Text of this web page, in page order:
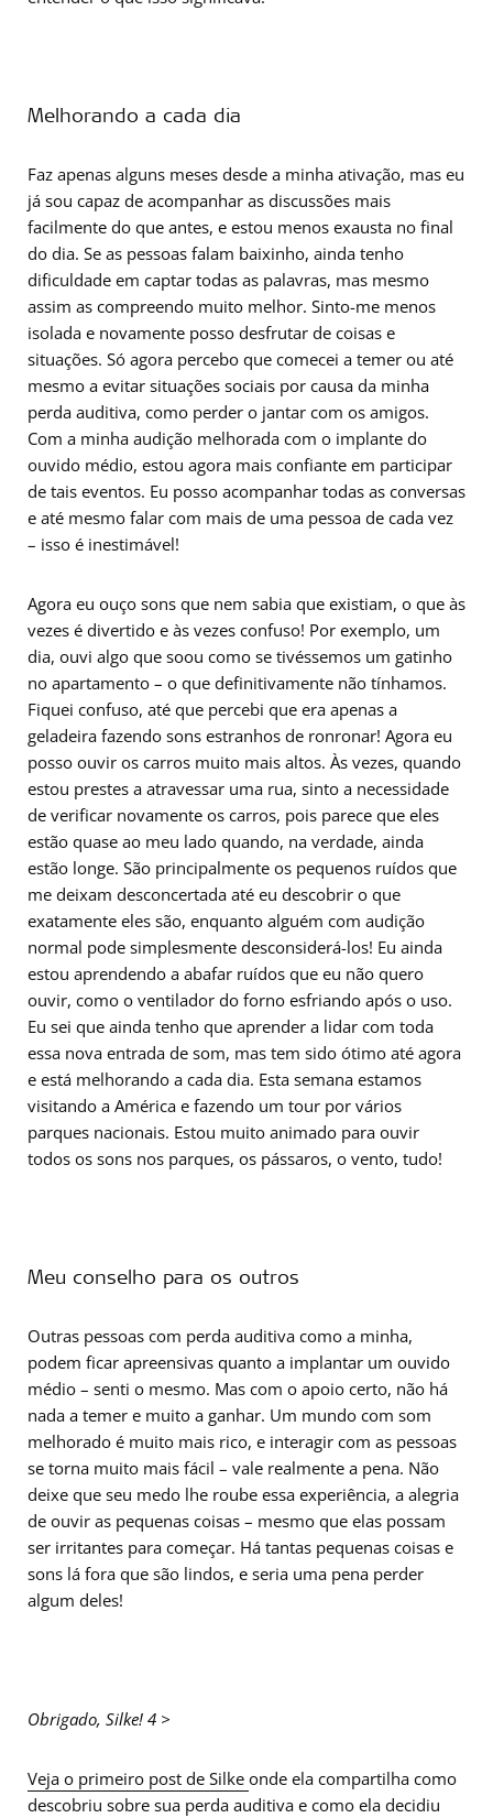
Melhorando a cada dia
Faz apenas alguns meses desde a minha ativação, mas eu
já sou capaz de acompanhar as discussões mais
facilmente do que antes, e estou menos exausta no final
do dia. Se as pessoas falam baixinho, ainda tenho
dificuldade em captar todas as palavras, mas mesmo
assim as compreendo muito melhor. Sinto-me menos
isolada e novamente posso desfrutar de coisas e
situações. Só agora percebo que comecei a temer ou até
mesmo a evitar situações sociais por causa da minha
perda auditiva, como perder o jantar com os amigos.
Com a minha audição melhorada com o implante do
ouvido médio, estou agora mais confiante em participar
de tais eventos. Eu posso acompanhar todas as conversas
e até mesmo falar com mais de uma pessoa de cada vez
– isso é inestimável!
Agora eu ouço sons que nem sabia que existiam, o que às
vezes é divertido e às vezes confuso! Por exemplo, um
dia, ouvi algo que soou como se tivéssemos um gatinho
no apartamento – o que definitivamente não tínhamos.
Fiquei confuso, até que percebi que era apenas a
geladeira fazendo sons estranhos de ronronar! Agora eu
posso ouvir os carros muito mais altos. Às vezes, quando
estou prestes a atravessar uma rua, sinto a necessidade
de verificar novamente os carros, pois parece que eles
estão quase ao meu lado quando, na verdade, ainda
estão longe. São principalmente os pequenos ruídos que
me deixam desconcertada até eu descobrir o que
exatamente eles são, enquanto alguém com audição
normal pode simplesmente desconsiderá-los! Eu ainda
estou aprendendo a abafar ruídos que eu não quero
ouvir, como o ventilador do forno esfriando após o uso.
Eu sei que ainda tenho que aprender a lidar com toda
essa nova entrada de som, mas tem sido ótimo até agora
e está melhorando a cada dia. Esta semana estamos
visitando a América e fazendo um tour por vários
parques nacionais. Estou muito animado para ouvir
todos os sons nos parques, os pássaros, o vento, tudo!
Meu conselho para os outros
Outras pessoas com perda auditiva como a minha,
podem ficar apreensivas quanto a implantar um ouvido
médio – senti o mesmo. Mas com o apoio certo, não há
nada a temer e muito a ganhar. Um mundo com som
melhorado é muito mais rico, e interagir com as pessoas
se torna muito mais fácil – vale realmente a pena. Não
deixe que seu medo lhe roube essa experiência, a alegria
de ouvir as pequenas coisas – mesmo que elas possam
ser irritantes para começar. Há tantas pequenas coisas e
sons lá fora que são lindos, e seria uma pena perder
algum deles!
Obrigado, Silke! 4 >
Veja o primeiro post de Silke onde ela compartilha como
descobriu sobre sua perda auditiva e como ela decidiu